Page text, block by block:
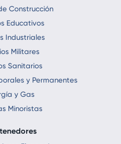
Construcción
Educativos
Industriales
Militares
Sanitarios
y Permanentes
y Gas
Minoristas